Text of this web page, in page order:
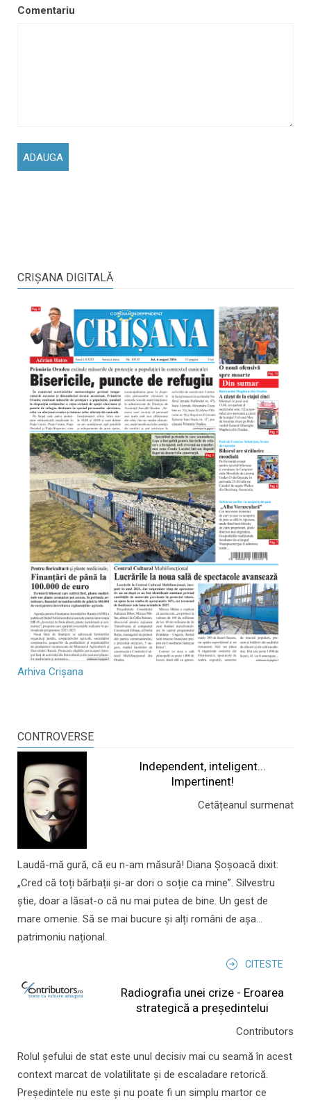
Comentariu
CRIŞANA DIGITALĂ
Arhiva Crișana
CONTROVERSE
Independent, inteligent...
Impertinent!
Cetățeanul surmenat
Laudă-mă gură, că eu n-am măsură! Diana Șoșoacă dixit:
„Cred că toți bărbații și-ar dori o soție ca mine”. Silvestru
știe, doar a lăsat-o că nu mai putea de bine. Un gest de
mare omenie. Să se mai bucure și alți români de așa...
patrimoniu național.
CITESTE
Radiografia unei crize - Eroarea
strategică a președintelui
Contributors
Rolul şefului de stat este unul decisiv mai cu seamă în acest
context marcat de volatilitate şi de escaladare retorică.
Preşedintele nu este şi nu poate fi un simplu martor ce